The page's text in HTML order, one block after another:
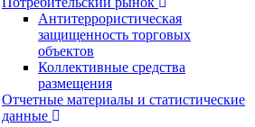
Антитеррористическая
защищенность торговых
объектов
Коллективные средства
размещения
Отчетные материалы и статистические
данные